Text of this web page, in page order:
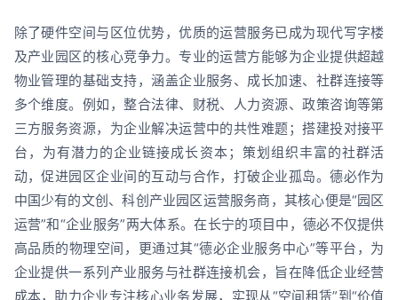
除了硬件空间与区位优势，优质的运营服务已成为现代写字楼
及产业园区的核心竞争力。专业的运营方能够为企业提供超越
物业管理的基础支持，涵盖企业服务、成长加速、社群连接等
多个维度。例如，整合法律、财税、人力资源、政策咨询等第
三方服务资源，为企业解决运营中的共性难题；搭建投对接平
台，为有潜力的企业链接成长资本；策划组织丰富的社群活
动，促进园区企业间的互动与合作，打破企业孤岛。德必作为
中国少有的文创、科创产业园区运营服务商，其核心便是“园区
运营”和“企业服务”两大体系。在长宁的项目中，德必不仅提供
高品质的物理空间，更通过其“德必企业服务中心”等平台，为
企业提供一系列产业服务与社群连接机会，旨在降低企业经营
成本，助力企业专注核心业务发展，实现从“空间租赁”到“价值